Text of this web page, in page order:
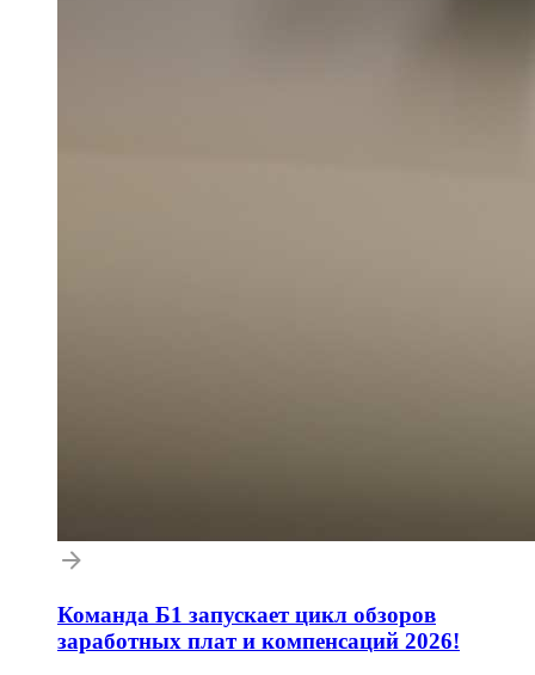
Команда Б1 запускает цикл обзоров
заработных плат и компенсаций 2026!